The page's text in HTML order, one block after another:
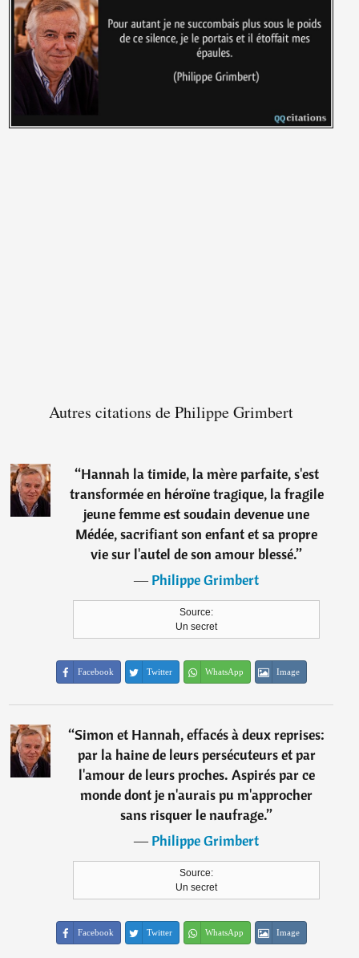
Autres citations de Philippe Grimbert
“Hannah la timide, la mère parfaite, s'est
transformée en héroïne tragique, la fragile
jeune femme est soudain devenue une
Médée, sacrifiant son enfant et sa propre
vie sur l'autel de son amour blessé.”
―Philippe Grimbert
Source:
Un secret
Facebook Twitter WhatsApp Image
“Simon et Hannah, effacés à deux reprises:
par la haine de leurs persécuteurs et par
l'amour de leurs proches. Aspirés par ce
monde dont je n'aurais pu m'approcher
sans risquer le naufrage.”
―Philippe Grimbert
Source:
Un secret
Facebook Twitter WhatsApp Image